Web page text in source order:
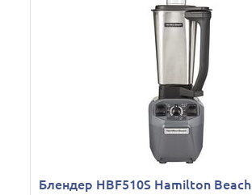
Блендер HBF510S Hamilton Beach